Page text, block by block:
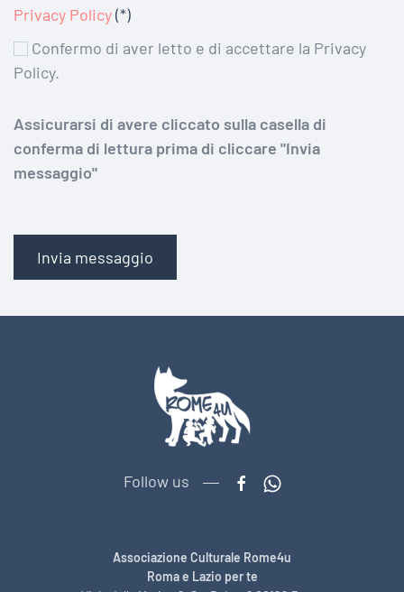
Privacy Policy(*)
Policy.
Assicurarsi di avere cliccato sulla casella di
conferma di lettura prima di cliccare "Invia
messaggio"
Invia messaggio
Follow us
Associazione Culturale Rome4u
Roma e Lazio per te